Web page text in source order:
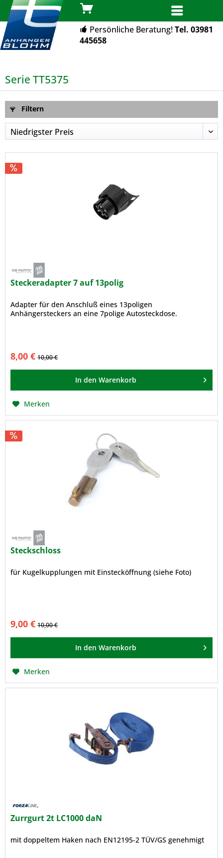
Persönliche Beratung!Tel. 03981
445658
Serie TT5375
Filtern
Steckeradapter 7 auf 13polig
Adapter für den Anschluß eines 13poligen
Anhängersteckers an eine 7polige Autosteckdose.
8,00 € 10,00 €
In den Warenkorb
Merken
Steckschloss
für Kugelkupplungen mit Einstecköffnung (siehe Foto)
9,00 € 10,00 €
In den Warenkorb
Merken
Zurrgurt 2t LC1000 daN
mit doppeltem Haken nach EN12195-2 TÜV/GS genehmigt